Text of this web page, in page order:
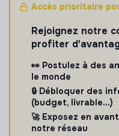
Accès prioritaire
Rejoignez notre
profiter
👀 Postulez à des
le monde
🔒 Débloquer des
(budget, livrable...)
🚀 Exposez en
notre réseau